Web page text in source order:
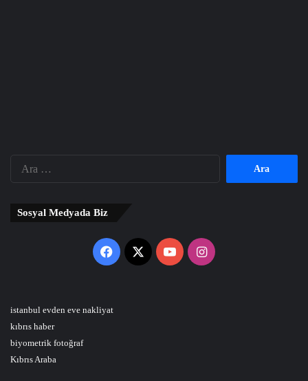
Sosyal Medyada Biz
Facebook
X YouTubeInstagram
istanbul evden eve nakliyat
kıbrıs haber
biyometrik fotoğraf
Kıbrıs Araba